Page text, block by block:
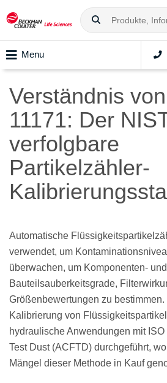
Menu
Verständnis
11171: Der
verfolgbare
Partikelzähler-
Automatische
verwendet, um
überwachen, um Komponenten- und
Bauteilsauberkeitsgrade,
Größenbewertungen zu
Kalibrierung von
hydraulische Anwendungen mit
Test Dust (ACFTD) durchgeführt,
Mängel dieser Methode in Kauf